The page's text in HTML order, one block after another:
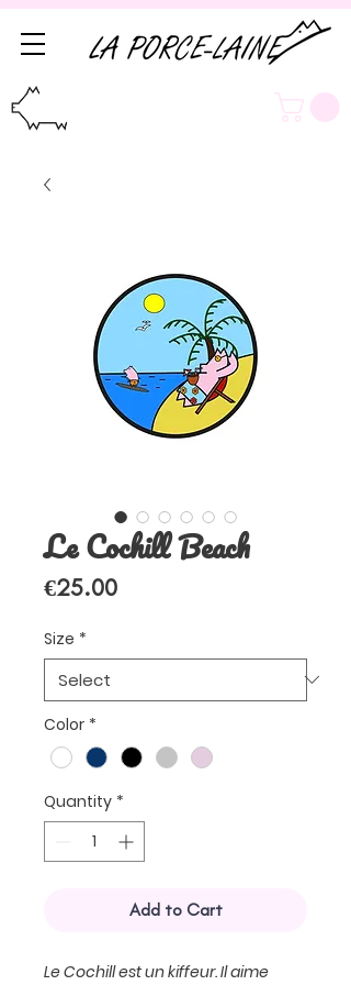
Le Cochill Beach
€25.00Price
Size *
Color *
Quantity *
Add to Cart
Le Cochill est un kiffeur. Il aime